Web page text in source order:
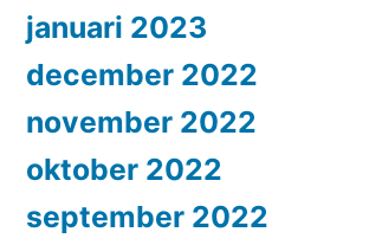
januari 2023
december 2022
november 2022
oktober 2022
september 2022